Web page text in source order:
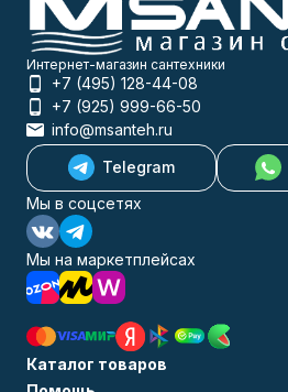
Интернет-магазин сантехники
+7 (495) 128-44-08
+7 (925) 999-66-50
info@msanteh.ru
Telegram
Мы в соцсетях
Мы на маркетплейсах
Каталог товаров